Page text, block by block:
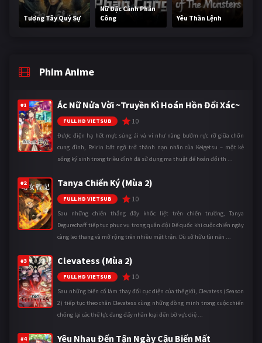
Tương Tây Quỷ Sự
Nữ Đặc Cảnh Phản
Công
Yêu Thần Lệnh
Phim Anime
#1 Ác Nữ Nửa Vời ~Truyền Kì Hoán Hồn Đổi Xác~
FULL HD VIETSUB 10
Được điện hạ hết mực sủng ái và ví như nàng bướm rực rỡ giữa chốn
cung đình, Reirin bất ngờ trở thành nạn nhân của Keigetsu – một kẻ
sống ký sinh trong triều đình đã sử dụng ma thuật để hoán đổi th ...
#2 Tanya Chiến Ký (Mùa 2)
FULL HD VIETSUB 10
Sau những chiến thắng đầy khốc liệt trên chiến trường, Tanya
Degurechaff tiếp tục phục vụ trong quân đội Đế quốc khi cuộc chiến ngày
càng leo thang và mở rộng trên nhiều mặt trận. Dù sở hữu tài năn ...
#3 Clevatess (Mùa 2)
FULL HD VIETSUB 10
Sau những biến cố làm thay đổi cục diện của thế giới, Clevatess (Season
2) tiếp tục theo chân Clevatess cùng những đồng minh trong cuộc chiến
chống lại các thế lực đang đẩy nhân loại đến bờ vực diệ ...
#4 Yêu Nhau Đến Tận Ngày Cậu Biến Mất